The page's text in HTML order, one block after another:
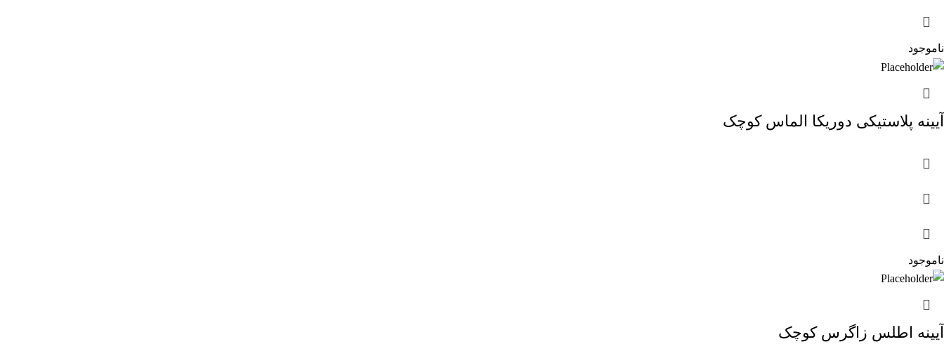
ناموجود
آیینه پلاستیکی دوریکا الماس کوچک
ناموجود
آیینه اطلس زاگرس کوچک